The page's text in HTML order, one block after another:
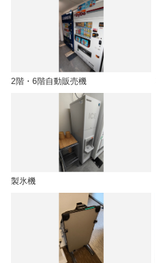
2階・6階自動販売機
製氷機